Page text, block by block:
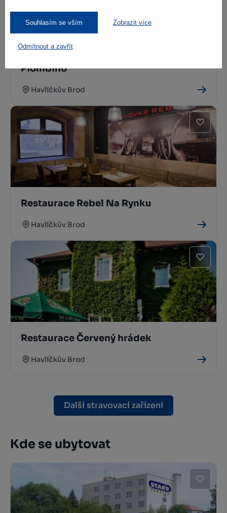
Souhlasím se vším Zobrazit více
Odmítnout a zavřít
Piombino
Havlíčkův Brod
Restaurace Rebel Na Rynku
Havlíčkův Brod
Restaurace Červený hrádek
Havlíčkův Brod
Další stravovací zařízení
Kde se ubytovat